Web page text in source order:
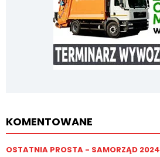
KOMENTOWANE
OSTATNIA PROSTA - SAMORZĄD 2024